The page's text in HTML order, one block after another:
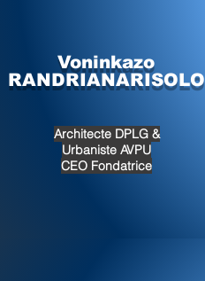
Voninkazo
RANDRIANARISOLO
Architecte DPLG &
Urbaniste AVPU
CEO Fondatrice